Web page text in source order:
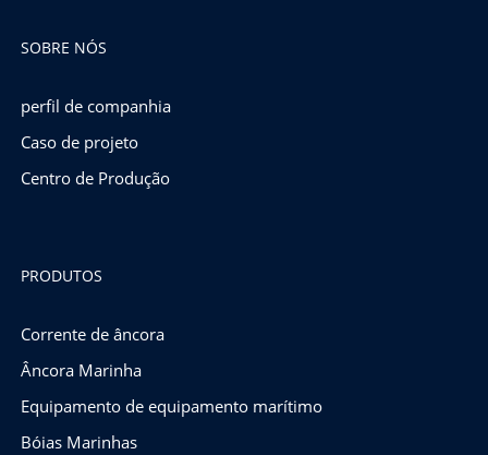
SOBRE NÓS
perfil de companhia
Caso de projeto
Centro de Produção
PRODUTOS
Corrente de âncora
Âncora Marinha
Equipamento de equipamento marítimo
Bóias Marinhas